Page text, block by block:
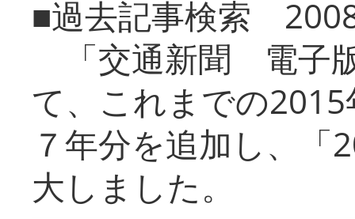
■過去記事検索
「交通新聞 電子
て、これまでの
７年分を追加し、「
大しまし